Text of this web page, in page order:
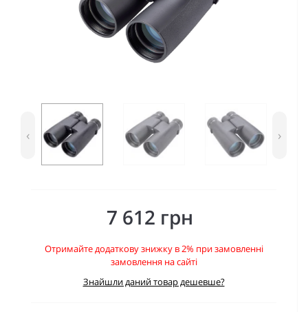
‹ ›
7 612 грн
Отримайте додаткову знижку в 2% при замовленні
замовлення на сайті
Знайшли даний товар дешевше?